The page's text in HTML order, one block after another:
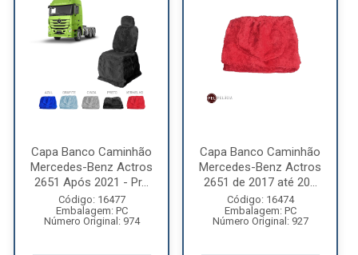
Capa Banco Caminhão
Mercedes-Benz Actros
2651 Após 2021 - Pr...
Código: 16477
Embalagem: PC
Número Original: 974
Capa Banco Caminhão
Mercedes-Benz Actros
2651 de 2017 até 20...
Código: 16474
Embalagem: PC
Número Original: 927